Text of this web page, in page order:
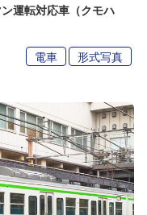
運転対応車（クモハ
電車 形式写真